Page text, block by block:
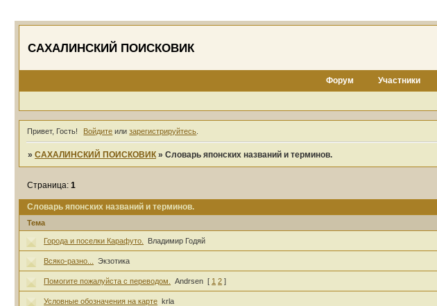
САХАЛИНСКИЙ ПОИСКОВИК
Форум Участники
Привет, Гость! Войдите илизарегистрируйтесь
» САХАЛИНСКИЙ ПОИСКОВИК » Словарь японских названий и терминов.
Словарь японских названий и терминов.
Страница: 1
Тема
Города и поселки Карафуто. Владимир Годяй
Всяко-разно... Экзотика
Помогите пожалуйста с переводом. Andrsen [ 1 2 ]
Условные обозначения на карте krla